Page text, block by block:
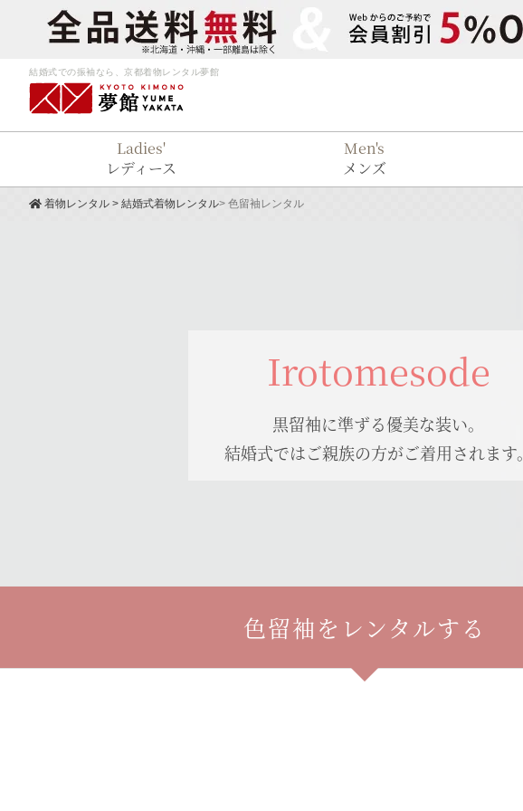
結婚式での振袖なら、京都着物レンタル夢館
Ladies'
レディース
Men's
メンズ
着物レンタル > 結婚式着物レンタル> 色留袖レンタル
Irotomesode
黒留袖に準ずる優美な装い。
結婚式ではご親族の方がご着用されます。
色留袖をレンタルする